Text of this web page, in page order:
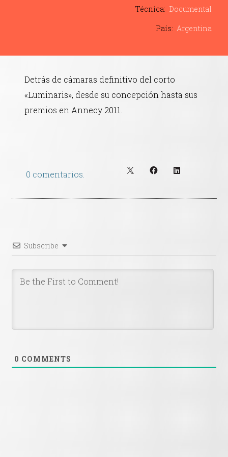
Técnica: Documental
País: Argentina
Detrás de cámaras definitivo del corto
«Luminaris», desde su concepción hasta sus
premios en Annecy 2011.
0 comentarios.
Subscribe
0 COMMENTS